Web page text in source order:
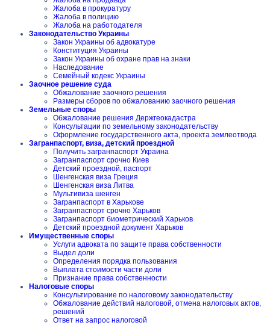
Жалоба в прокуратуру
Жалоба в полицию
Жалоба на работодателя
Законодательство Украины
Закон Украины об адвокатуре
Конституция Украины
Закон Украины об охране прав на знаки
Наследование
Семейный кодекс Украины
Заочное решение суда
Обжалование заочного решения
Размеры сборов по обжалованию заочного решения
Земельные споры
Обжалование решения Держгеокадастра
Консультации по земельному законодательству
Оформление государственного акта, проекта землеотвода
Загранпаспорт, виза, детский проездной
Получить загранпаспорт Украина
Загранпаспорт срочно Киев
Детский проездной, паспорт
Шенгенская виза Греция
Шенгенская виза Литва
Мультивиза шенген
Загранпаспорт в Харькове
Загранпаспорт срочно Харьков
Загранпаспорт биометрический Харьков
Детский проездной документ Харьков
Имущественные споры
Услуги адвоката по защите права собственности
Выдел доли
Определения порядка пользования
Выплата стоимости части доли
Признание права собственности
Налоговые споры
Консультирование по налоговому законодательству
Обжалование действий налоговой, отмена налоговых актов,
решений
Ответ на запрос налоговой